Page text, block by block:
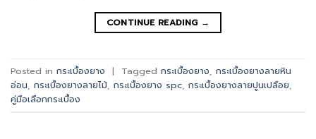
CONTINUE READING →
Posted in กระเบื้องยาง | Tagged กระเบื้องยาง กระเบื้องยางลายหิน
อ่อน กระเบื้องยางลายไม้ กระเบื้องยาง spc กระเบื้องยางลายปูนเปลือย
คู่มือเลือกกระเบื้อง